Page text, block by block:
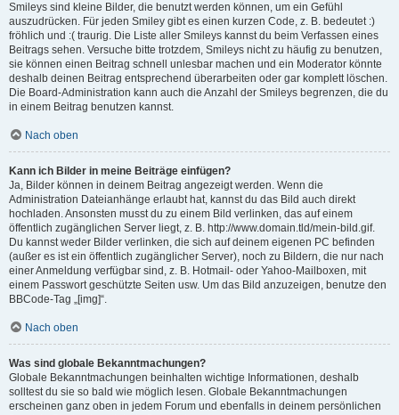
Smileys sind kleine Bilder, die benutzt werden können, um ein Gefühl
auszudrücken. Für jeden Smiley gibt es einen kurzen Code, z. B. bedeutet :)
fröhlich und :( traurig. Die Liste aller Smileys kannst du beim Verfassen eines
Beitrags sehen. Versuche bitte trotzdem, Smileys nicht zu häufig zu benutzen,
sie können einen Beitrag schnell unlesbar machen und ein Moderator könnte
deshalb deinen Beitrag entsprechend überarbeiten oder gar komplett löschen.
Die Board-Administration kann auch die Anzahl der Smileys begrenzen, die du
in einem Beitrag benutzen kannst.
Nach oben
Kann ich Bilder in meine Beiträge einfügen?
Ja, Bilder können in deinem Beitrag angezeigt werden. Wenn die
Administration Dateianhänge erlaubt hat, kannst du das Bild auch direkt
hochladen. Ansonsten musst du zu einem Bild verlinken, das auf einem
öffentlich zugänglichen Server liegt, z. B. http://www.domain.tld/mein-bild.gif.
Du kannst weder Bilder verlinken, die sich auf deinem eigenen PC befinden
(außer es ist ein öffentlich zugänglicher Server), noch zu Bildern, die nur nach
einer Anmeldung verfügbar sind, z. B. Hotmail- oder Yahoo-Mailboxen, mit
einem Passwort geschützte Seiten usw. Um das Bild anzuzeigen, benutze den
BBCode-Tag „[img]“.
Nach oben
Was sind globale Bekanntmachungen?
Globale Bekanntmachungen beinhalten wichtige Informationen, deshalb
solltest du sie so bald wie möglich lesen. Globale Bekanntmachungen
erscheinen ganz oben in jedem Forum und ebenfalls in deinem persönlichen